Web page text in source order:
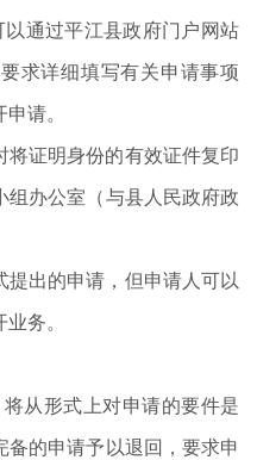
以通过平江县政府门户网站
求详细填写有关申请事项
请。
证明身份的有效证件复印
办公室（与县人民政府政
出的申请，但申请人可以
务。
将从形式上对申请的要件是
的申请予以退回，要求申